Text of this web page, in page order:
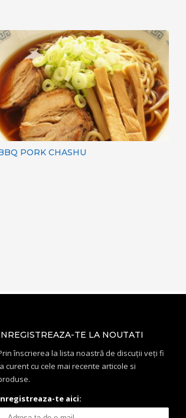
PORK CHASHU
TE LA NOUTATI
înscrierea la lista noastră de discuții veți fi
curent cu cele mai recente articole si
te aici: